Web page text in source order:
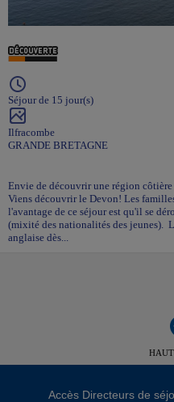
Séjour de 15 jour(s)
Ilfracombe
GRANDE BRETAGNE
Envie de découvrir une région côtière
Viens découvrir le Devon! Les
l'avantage de ce séjour est qu'il se
(mixité des nationalités des jeunes).
anglaise dès...
Accès Directeurs de